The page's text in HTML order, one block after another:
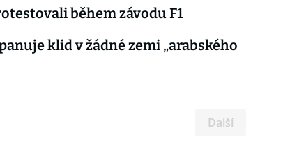
během závodu F1
klid v žádné zemi „arabského
Další